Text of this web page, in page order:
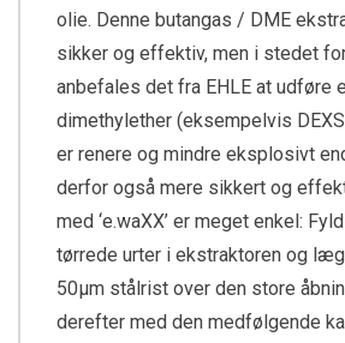
olie. Denne butangas / DME
sikker og effektiv, men i stedet
anbefales det fra EHLE at udføre
dimethylether (eksempelvis
er renere og mindre eksplosivt
derfor også mere sikkert og
med ‘e.waXX’ er meget enkel:
tørrede urter i ekstraktoren og
50µm stålrist over den store
derefter med den medfølgende